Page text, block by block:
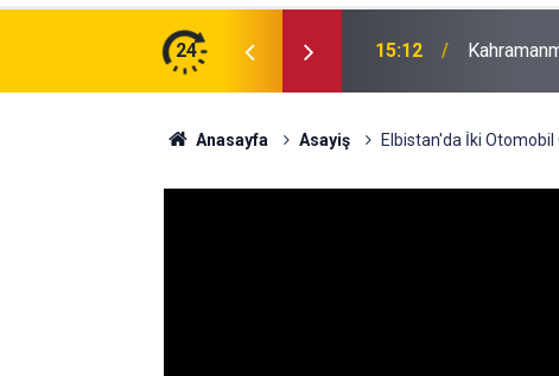
24 14:41
Anasayfa Asayiş Elbistan'da İki Otomobil